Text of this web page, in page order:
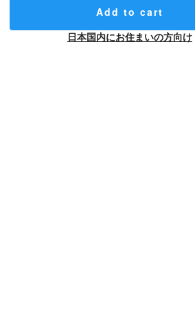
Add to cart
日本国内にお住まいの方向け